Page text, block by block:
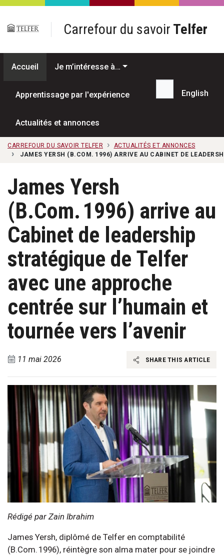
Passer au contenu principal
Carrefour du savoir Telfer
Accueil Je m’intéresse à…
Apprentissage par l'expérience
Actualités et annonces
Recherche...
English
CARREFOUR DU SAVOIR TELFER
ACTUALITÉS ET ANNONCES
JAMES YERSH (B.COM. 1996) ARRIVE AU CABINET DE
James Yersh
(B.Com. 1996) arrive au
Cabinet de leadership
stratégique de Telfer
avec une approche
centrée sur l’humain et
tournée vers l’avenir
11 mai 2026 SHARE THIS ARTICLE
Rédigé par Zain Ibrahim
James Yersh, diplômé de Telfer en comptabilité
(B.Com. 1996), réintègre son alma mater pour se joindre